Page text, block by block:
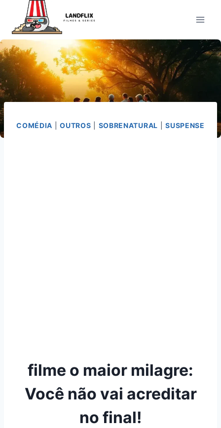
Conteúdo
COMÉDIA |OUTROS SOBRENATURAL |SUSPENSE
filme o maior milagre:
Você não vai acreditar
no final!